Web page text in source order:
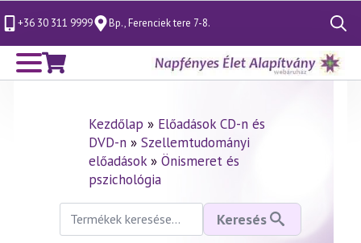
+36 30 311 9999 Bp., Ferenciek tere 7-8.
Search
for:
Kezdőlap » Előadások CD-n és
DVD-n» Szellemtudományi
előadások» Önismeret és
pszichológia
Keresés
következőre:
Keresés